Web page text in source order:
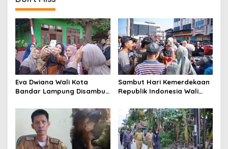
v
i
g
a
t
i
o
n
Eva Dwiana Wali Kota
Bandar Lampung Disambut
Warga RT 09 Perumnas
Way Kandis
Sambut Hari Kemerdekaan
Republik Indonesia Wali
Bagikan Bendera Merah
Putih ke Warga